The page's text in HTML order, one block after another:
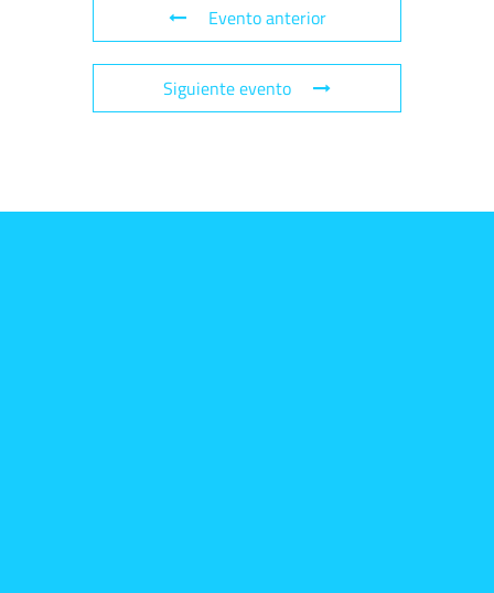
Evento anterior
Siguiente evento